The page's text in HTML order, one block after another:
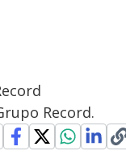
Record.